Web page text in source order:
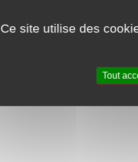
Ce site utilise des
Tout